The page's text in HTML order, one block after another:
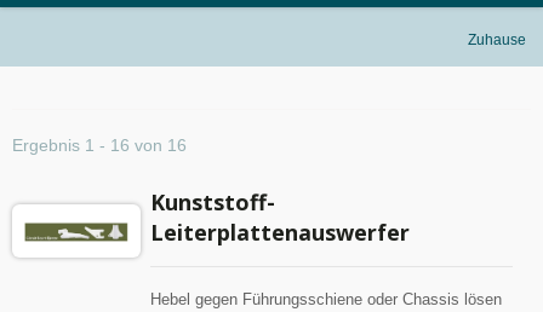
Zuhause
Ergebnis 1 - 16 von 16
Kunststoff-
Leiterplattenauswerfer
Hebel gegen Führungsschiene oder Chassis lösen